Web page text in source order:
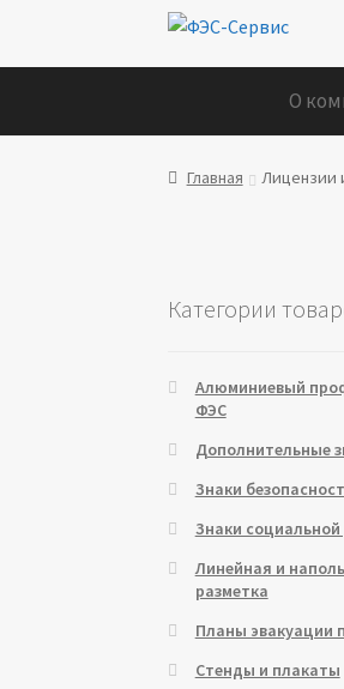
Перейти
Перейти
О
Главная Лицензии
Категории
Алюминиевый
ФЭС
Дополнительные
Знаки
Знаки
Линейная и
разметка
Планы эвакуации
Стенды и плакаты